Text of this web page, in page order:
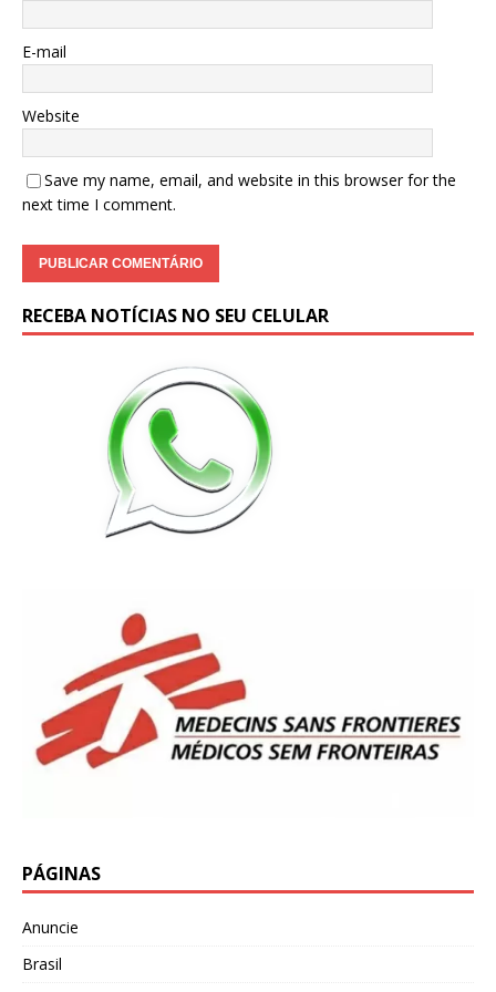
E-mail
Website
Save my name, email, and website in this browser for the
next time I comment.
RECEBA NOTÍCIAS NO SEU CELULAR
PÁGINAS
Anuncie
Brasil